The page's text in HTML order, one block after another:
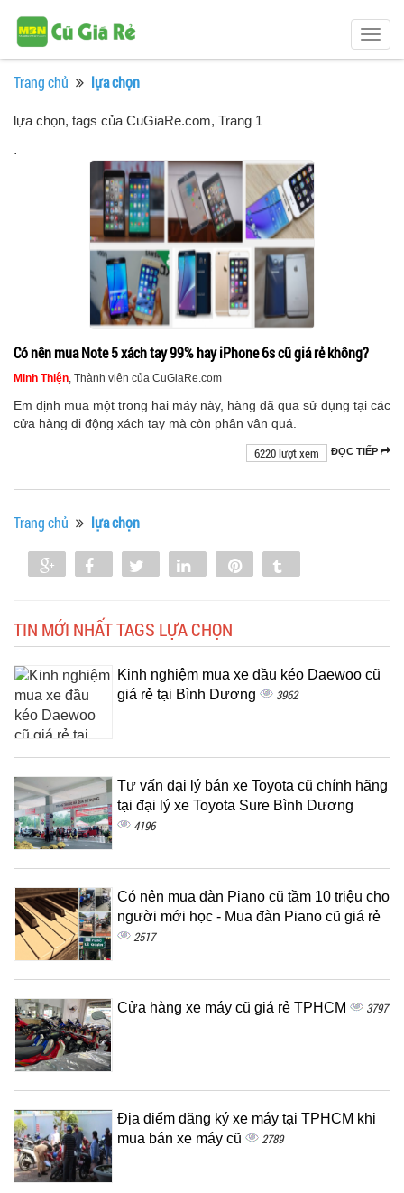
Trang chủ lựa chọn
lựa chọn, tags của CuGiaRe.com, Trang 1
.
Có nên mua Note 5 xách tay 99% hay iPhone 6s cũ giá rẻ không?
Minh Thiện, Thành viên của CuGiaRe.com
Em định mua một trong hai máy này, hàng đã qua sử dụng tại các
cửa hàng di động xách tay mà còn phân vân quá.
ĐỌC TIẾP
6220 lượt xem
Trang chủ lựa chọn
Share Share Tweet Share
TIN MỚI NHẤT TAGS LỰA CHỌN
Kinh nghiệm mua xe đầu kéo Daewoo cũ
giá rẻ tại Bình Dương
3962
Tư vấn đại lý bán xe Toyota cũ chính hãng
tại đại lý xe Toyota Sure Bình Dương
4196
Có nên mua đàn Piano cũ tầm 10 triệu cho
người mới học - Mua đàn Piano cũ giá rẻ
2517
Cửa hàng xe máy cũ giá rẻ TPHCM 3797
Địa điểm đăng ký xe máy tại TPHCM khi
mua bán xe máy cũ
2789